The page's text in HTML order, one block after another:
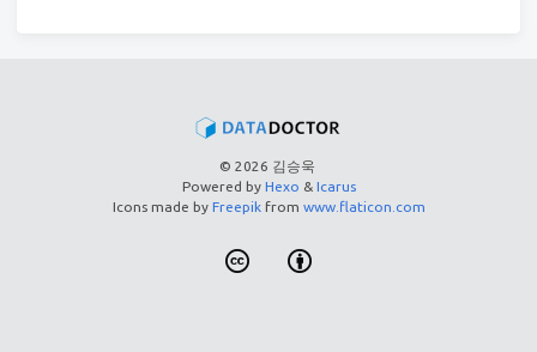
© 2026 김승욱
Powered by Hexo & Icarus
Icons made by Freepikfrom www.flaticon.com